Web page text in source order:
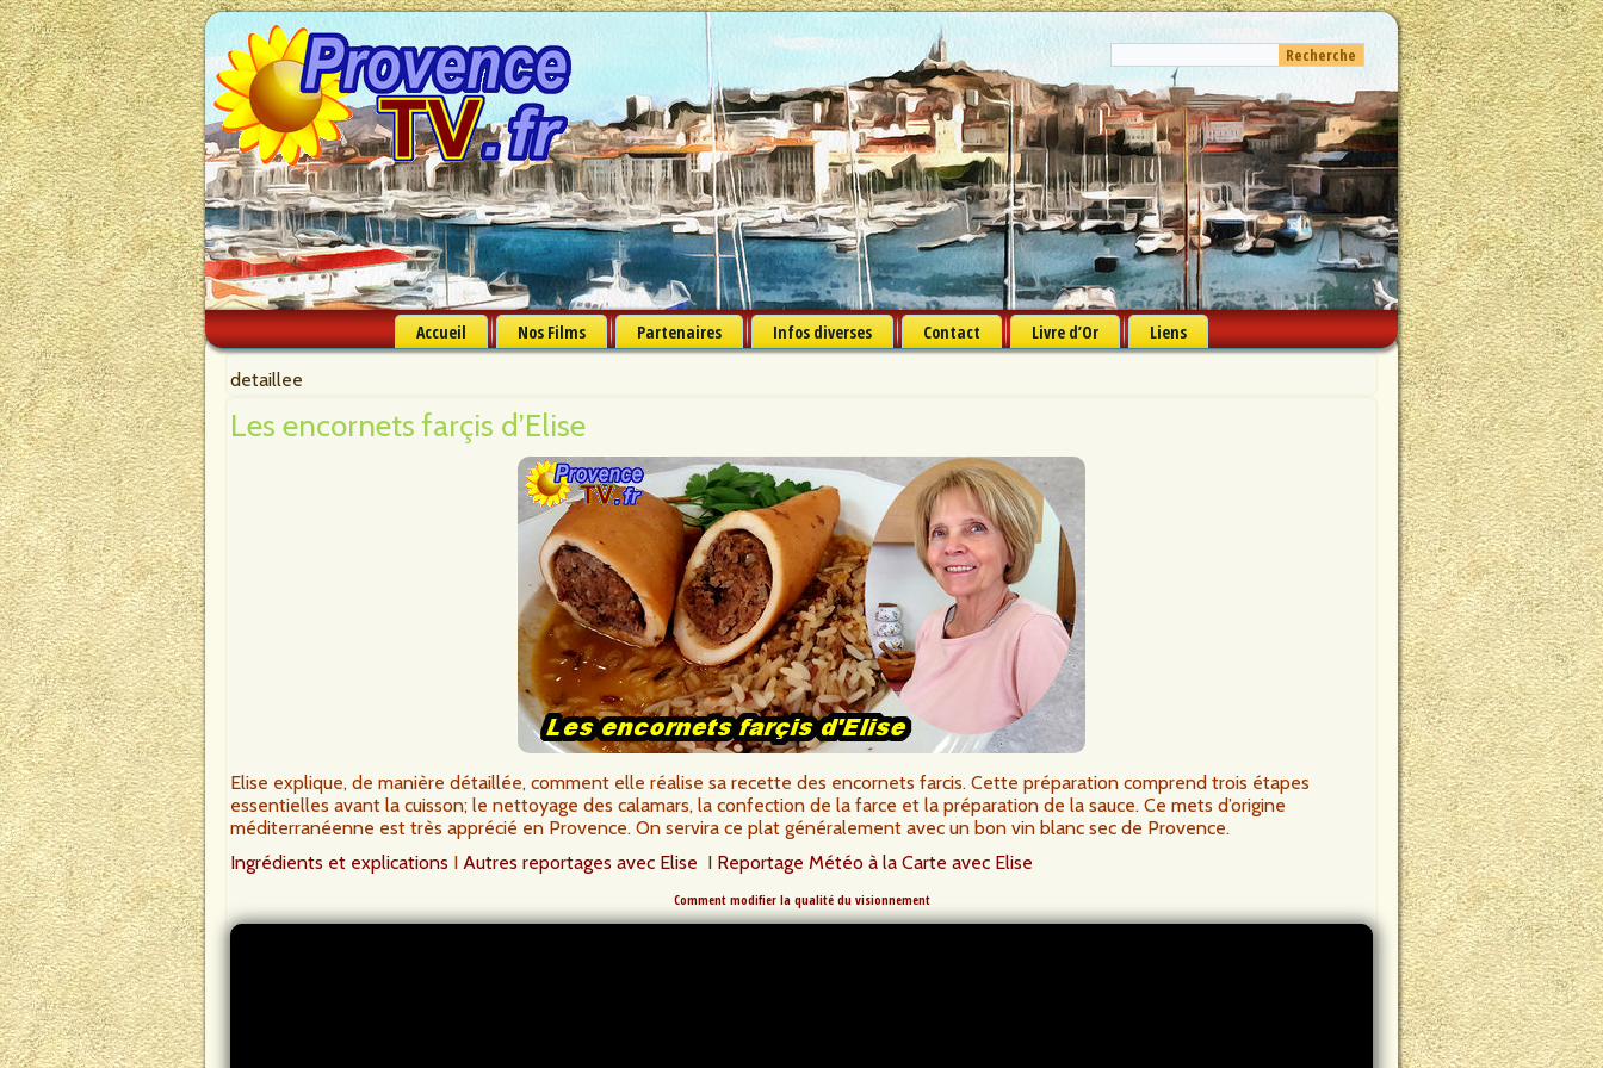
Accueil Nos Films Partenaires Infos diverses Contact Livre d’Or Liens
detaillee
Les encornets farçis d’Elise
Elise explique, de manière détaillée, comment elle réalise sa recette des encornets farcis. Cette préparation comprend trois étapes
essentielles avant la cuisson; le nettoyage des calamars, la confection de la farce et la préparation de la sauce. Ce mets d’origine
méditerranéenne est très apprécié en Provence. On servira ce plat généralement avec un bon vin blanc sec de Provence.
Ingrédients et explications I Autres reportages avec Elise I Reportage Météo à la Carte avec Elise
Comment modifier la qualité du visionnement